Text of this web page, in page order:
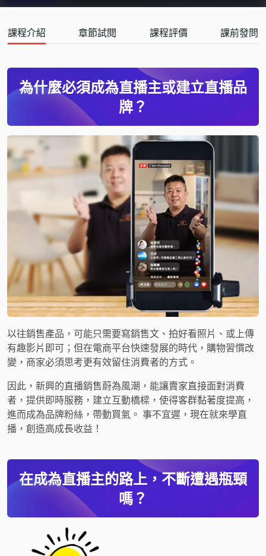
課程介紹 章節試閱 課程評價 課前發問
為什麼必須成為直播主或建立直播品
牌？
以往銷售產品，可能只需要寫銷售文、拍好看照片、或上傳
有趣影片即可；但在電商平台快速發展的時代，購物習慣改
變，商家必須思考更有效留住消費者的方式。
因此，新興的直播銷售蔚為風潮，能讓賣家直接面對消費
者，提供即時服務，建立互動橋樑，使得客群黏著度提高，
進而成為品牌粉絲，帶動買氣。 事不宜遲，現在就來學直
播，創造高成長收益！
在成為直播主的路上，不斷遭遇瓶頸
嗎？